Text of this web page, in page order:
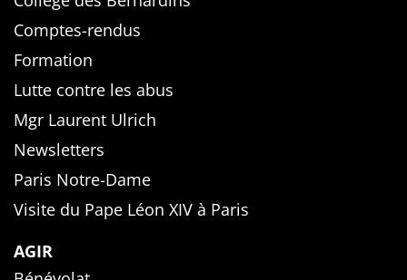
Comptes-rendus
Formation
Lutte contre les abus
Mgr Laurent Ulrich
Newsletters
Paris Notre-Dame
Visite du Pape Léon XIV à Paris
AGIR